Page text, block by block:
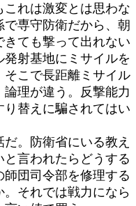
れは激変とは思わな
専守防衛だから、朝
ても撃って出れない
射基地にミサイルを
こで長距離ミサイル
理が違う。反撃能力
替えに騙されてはい
。防衛省にいる教え
言われたらどうする
団司令部を修理する
それでは戦力になら